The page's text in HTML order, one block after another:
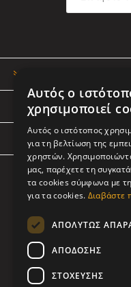
Ο
Αυτός ο
χρησιμοποιεί
Αυτός ο ιστότοπος
για τη βελτίωση της
χρηστών.
μας, παρέχετε τη
τα cookies σύμφωνα με
για τα cookies. Διαβάστε
ΑΠΟΛΎΤΩΣ
ΑΠΌΔΟΣΗΣ
ΣΤΌΧΕΥΣΗΣ